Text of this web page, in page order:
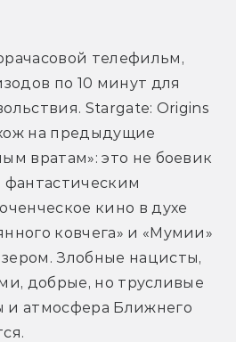
телефильм,
по 10 минут для
Stargate: Origins
на предыдущие
вратам»: это не боевик
фантастическим
кино в духе
ковчега» и «Мумии»
Злобные нацисты,
добрые, но трусливые
и атмосфера Ближнего